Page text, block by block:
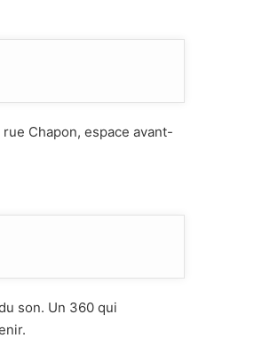
Chapon, espace avant-
son. Un 360 qui